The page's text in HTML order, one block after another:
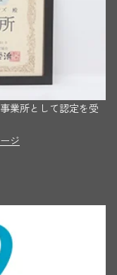
業所として認定を受
ジ